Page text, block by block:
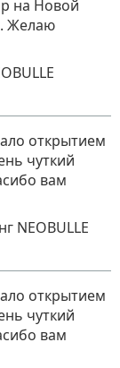
на Новой
Желаю
открытием
чуткий
вам
NEOBULLE
открытием
чуткий
вам